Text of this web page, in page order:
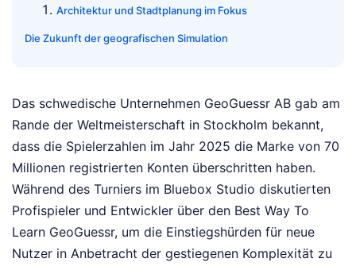
Architektur und Stadtplanung im Fokus
Die Zukunft der geografischen Simulation
Das schwedische Unternehmen GeoGuessr AB gab am
Rande der Weltmeisterschaft in Stockholm bekannt,
dass die Spielerzahlen im Jahr 2025 die Marke von 70
Millionen registrierten Konten überschritten haben.
Während des Turniers im Bluebox Studio diskutierten
Profispieler und Entwickler über den Best Way To
Learn GeoGuessr, um die Einstiegshürden für neue
Nutzer in Anbetracht der gestiegenen Komplexität zu